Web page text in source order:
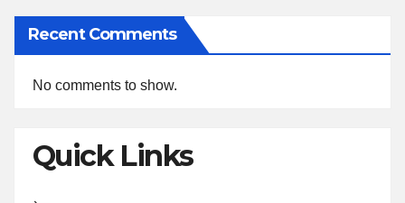
Recent Comments
No comments to show.
Quick Links